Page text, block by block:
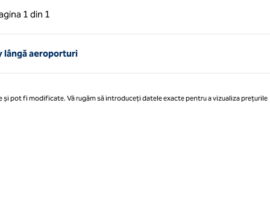
Pagina 1 din 1
anterioară, 1 din 1
1 din 1
lângă aeroporturi
pot fi modificate. Vă rugăm să introduceți datele exacte pentru a vizualiza prețurile